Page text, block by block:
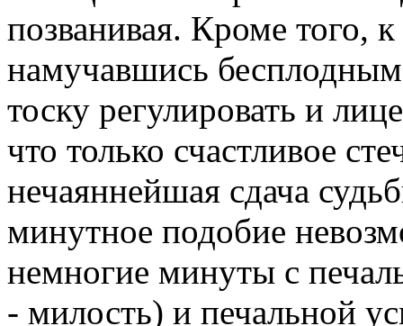
позванивая. Кроме того,
намучавшись
тоску регулировать и
что только счастливое
нечаяннейшая сдача
минутное подобие
немногие минуты с
- милость) и печальной